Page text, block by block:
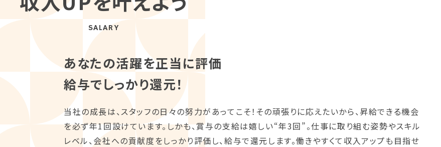
SALARY
あなたの活躍を正当に評価
給与でしっかり還元！
当社の成長は、スタッフの日々の努力があってこそ！その頑張りに応えたいから、昇給できる機会
を必ず年1回設けています。しかも、賞与の支給は嬉しい“年3回”。仕事に取り組む姿勢やスキル
レベル、会社への貢献度をしっかり評価し、給与で還元します。働きやすくて収入アップも目指せ